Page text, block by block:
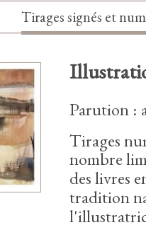
Tirages signés et
Parution :
Tirages
nombre
des livres
tradition